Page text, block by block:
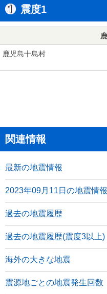
震度1
鹿児島十島村
関連情報
最新の地震情報
2023年09月11日の地震情報
過去の地震履歴
過去の地震履歴(震度3以上)
海外の大きな地震
震源地ごとの地震発生回数